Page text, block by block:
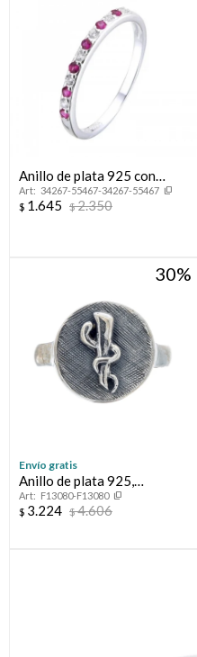
Anillo de plata 925 con
circonias, MEDIO SIN FIN.
34267-55467-34267-55467
$ 1.645 $2.350
30
Envío gratis
Anillo de plata 925,
MEDICO.
F13080-F13080
$ 3.224 $4.606